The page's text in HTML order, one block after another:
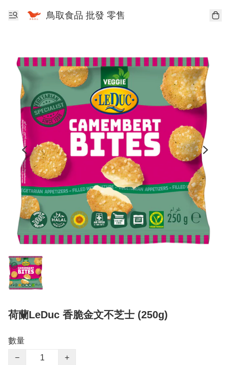
鳥取食品 批發 零售
荷蘭LeDuc 香脆金文不芝士 (250g)
數量
−
+